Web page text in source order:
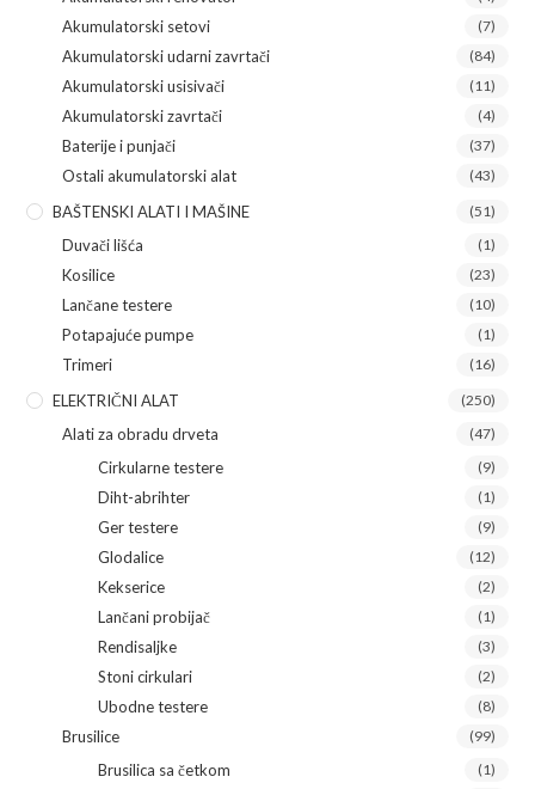
Akumulatorski setovi (7)
Akumulatorski udarni zavrtači (84)
Akumulatorski usisivači (11)
Akumulatorski zavrtači (4)
Baterije i punjači (37)
Ostali akumulatorski alat (43)
BAŠTENSKI ALATI I MAŠINE (51)
Duvači lišća (1)
Kosilice (23)
Lančane testere (10)
Potapajuće pumpe (1)
Trimeri (16)
ELEKTRIČNI ALAT (250)
Alati za obradu drveta (47)
Cirkularne testere (9)
Diht-abrihter (1)
Ger testere (9)
Glodalice (12)
Kekserice (2)
Lančani probijač (1)
Rendisaljke (3)
Stoni cirkulari (2)
Ubodne testere (8)
Brusilice (99)
Brusilica sa četkom (1)